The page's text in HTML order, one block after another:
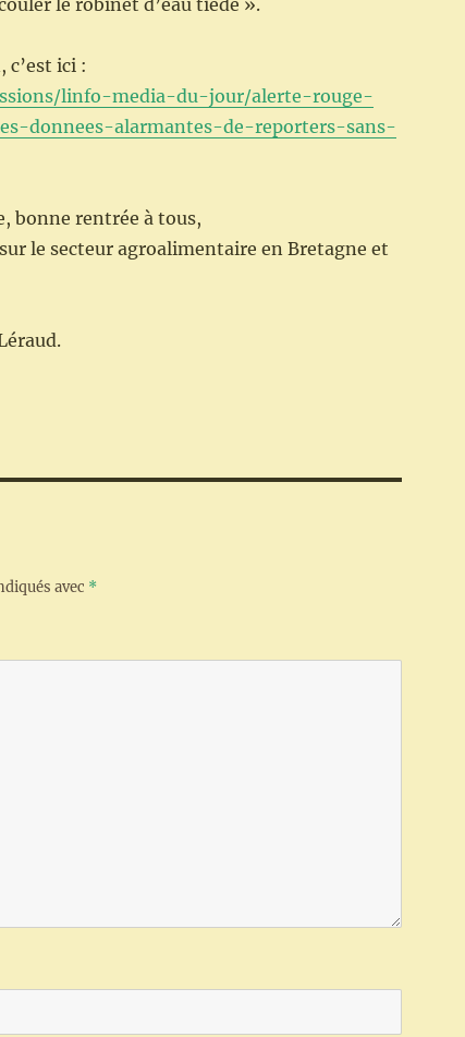
le robinet d’eau tiède ».
ici :
linfo-media-du-jour/alerte-rouge-
donnees-alarmantes-de-reporters-sans-
bonne rentrée à tous,
le secteur agroalimentaire en Bretagne et
avec *